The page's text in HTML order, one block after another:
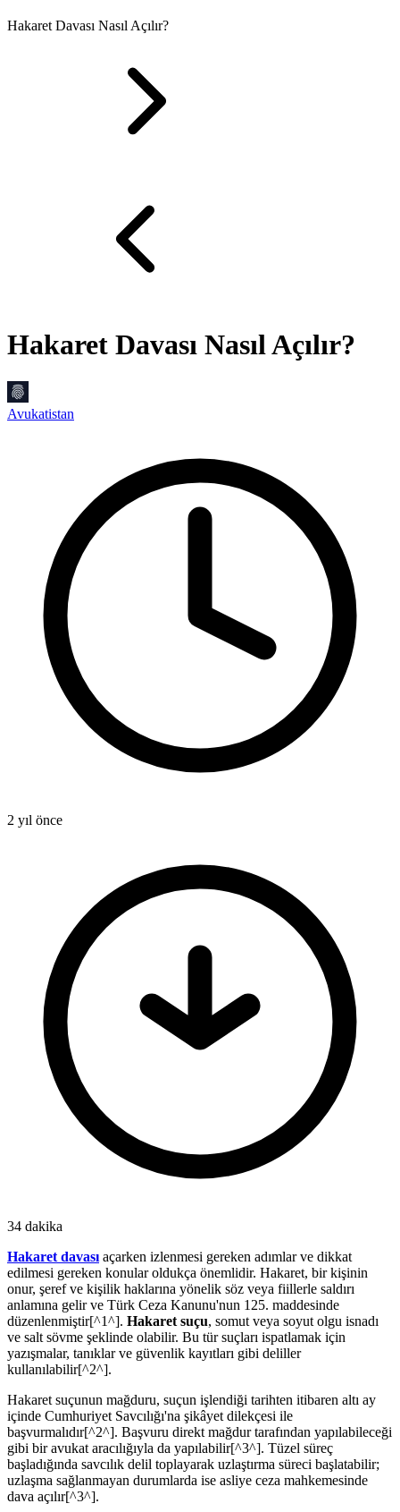
Hakaret Davası Nasıl Açılır?
Hakaret Davası Nasıl Açılır?
Avukatistan
2 yıl önce
34 dakika
Hakaret davası açarken izlenmesi gereken adımlar ve dikkat
edilmesi gereken konular oldukça önemlidir. Hakaret, bir kişinin
onur, şeref ve kişilik haklarına yönelik söz veya fiillerle saldırı
anlamına gelir ve Türk Ceza Kanunu'nun 125. maddesinde
düzenlenmiştir[^1^]. Hakaret suçu, somut veya soyut olgu isnadı
ve salt sövme şeklinde olabilir. Bu tür suçları ispatlamak için
yazışmalar, tanıklar ve güvenlik kayıtları gibi deliller
kullanılabilir[^2^].
Hakaret suçunun mağduru, suçun işlendiği tarihten itibaren altı ay
içinde Cumhuriyet Savcılığı'na şikâyet dilekçesi ile
başvurmalıdır[^2^]. Başvuru direkt mağdur tarafından yapılabileceği
gibi bir avukat aracılığıyla da yapılabilir[^3^]. Tüzel süreç
başladığında savcılık delil toplayarak uzlaştırma süreci başlatabilir;
uzlaşma sağlanmayan durumlarda ise asliye ceza mahkemesinde
dava açılır[^3^].